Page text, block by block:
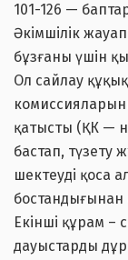
101-126 —
Әкімшілік
бұзғаны үшін
Ол сайлау
қатысты (ҚК —
бастап, түзету
шектеуді қоса
бостандығынан
Екінші құрам –
дауыстарды